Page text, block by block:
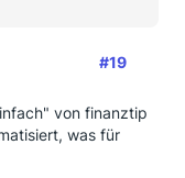
#19
von finanztip
was für